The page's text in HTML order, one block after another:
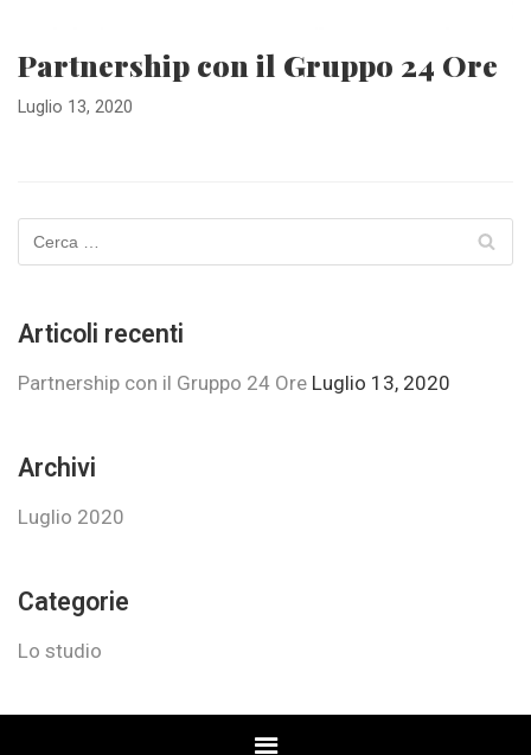
Partnership con il Gruppo 24 Ore
Luglio 13, 2020
Articoli recenti
Partnership con il Gruppo 24 Ore Luglio 13, 2020
Archivi
Luglio 2020
Categorie
Lo studio